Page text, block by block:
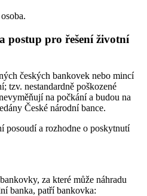
postup pro řešení životní
českých bankovek nebo mincí
tzv. nestandardně poškozené
na počkání a budou na
České národní bance.
posoudí a rozhodne o poskytnutí
za které může náhradu
banka, patří bankovka: